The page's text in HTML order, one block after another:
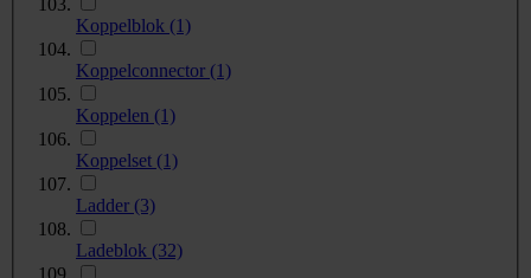
Koppelblok (1)
Koppelconnector (1)
Koppelen (1)
Koppelset (1)
Ladder (3)
Ladeblok (32)